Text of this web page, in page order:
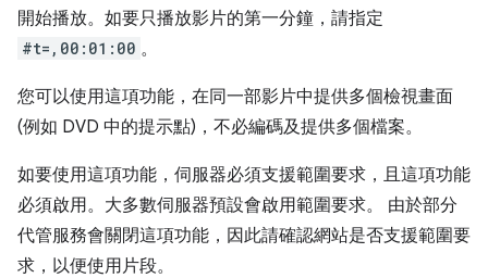
開始播放。如要只播放影片的第一分鐘，請指定
#t=,00:01:00 。
您可以使用這項功能，在同一部影片中提供多個檢視畫面
(例如 DVD 中的提示點)，不必編碼及提供多個檔案。
如要使用這項功能，伺服器必須支援範圍要求，且這項功能
必須啟用。大多數伺服器預設會啟用範圍要求。 由於部分
代管服務會關閉這項功能，因此請確認網站是否支援範圍要
求，以便使用片段。